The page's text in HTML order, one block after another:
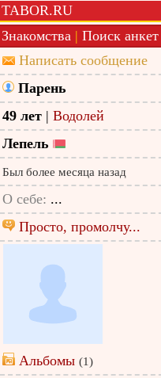
TABOR.RU
Знакомства | Поиск анкет
Написать сообщение
Парень
49 лет | Водолей
Лепель
Был более месяца назад
О себе: ...
Просто, промолчу...
Альбомы (1)